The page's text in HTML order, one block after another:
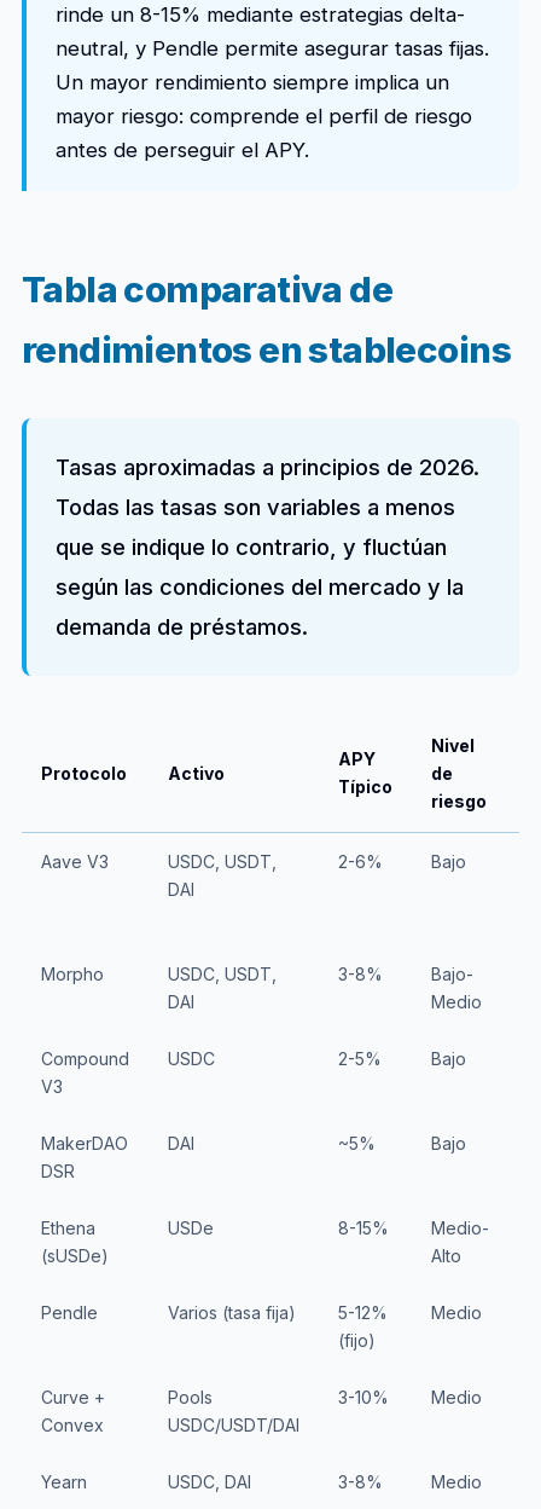
rinde un 8-15% mediante estrategias delta-
neutral, y Pendle permite asegurar tasas fijas.
Un mayor rendimiento siempre implica un
mayor riesgo: comprende el perfil de riesgo
antes de perseguir el APY.
Tabla comparativa de
rendimientos en stablecoins
Tasas aproximadas a principios de 2026.
Todas las tasas son variables a menos
que se indique lo contrario, y fluctúan
según las condiciones del mercado y la
demanda de préstamos.
Protocolo Activo
APY
Típico
Nivel
de
riesgo
Aave V3
USDC, USDT,
DAI
2-6% Bajo
Morpho
USDC, USDT,
DAI
3-8%
Bajo-
Medio
Compound
V3
USDC 2-5% Bajo
MakerDAO
DSR
DAI ~5% Bajo
Ethena
(sUSDe)
USDe 8-15%
Medio-
Alto
Pendle Varios (tasa fija)
5-12%
(fijo)
Medio
Curve +
Convex
Pools
USDC/USDT/DAI
3-10% Medio
Yearn USDC, DAI 3-8% Medio